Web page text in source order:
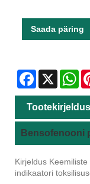
Saada päring
Facebook
X
Tootekirjeldus
Bensofenooni
Kirjeldus
indikaatori